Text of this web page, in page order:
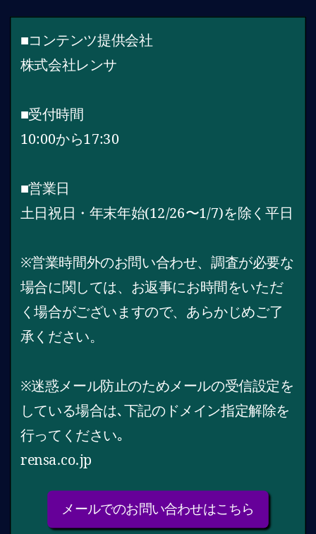
■コンテンツ提供会社
株式会社レンサ
■受付時間
10:00から17:30
■営業日
土日祝日・年末年始(12/26〜1/7)を除く平日
※営業時間外のお問い合わせ、調査が必要な
場合に関しては、お返事にお時間をいただ
く場合がございますので、あらかじめご了
承ください。
※迷惑メール防止のためメールの受信設定を
している場合は､下記のドメイン指定解除を
行ってください｡
rensa.co.jp
メールでのお問い合わせはこちら